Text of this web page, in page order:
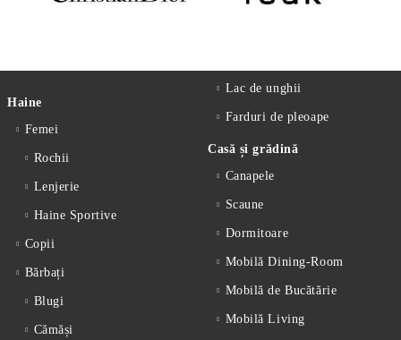
Haine
Femei
Rochii
Lenjerie
Haine Sportive
Copii
Bărbați
Blugi
Cămăși
Lac de unghii
Farduri de pleoape
Casă și grădină
Canapele
Scaune
Dormitoare
Mobilă Dining-Room
Mobilă de Bucătărie
Mobilă Living